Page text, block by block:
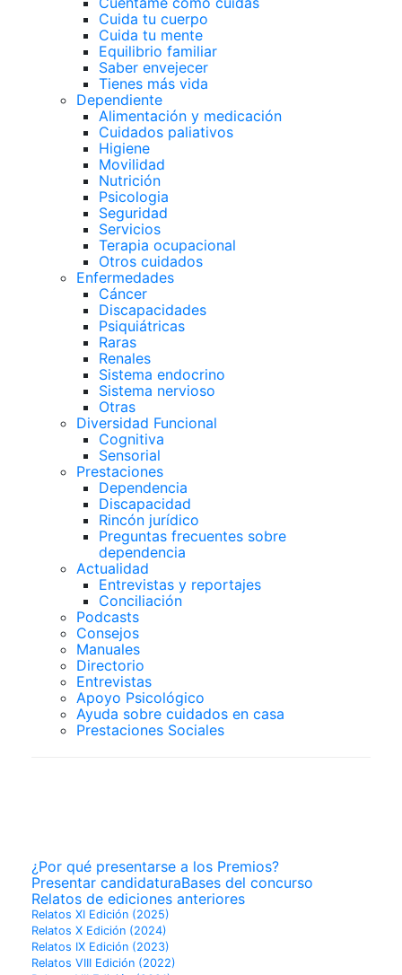
Cuida tu cuerpo
Cuida tu mente
Equilibrio familiar
Saber envejecer
Tienes más vida
Dependiente
Alimentación y medicación
Cuidados paliativos
Higiene
Movilidad
Nutrición
Psicologia
Seguridad
Servicios
Terapia ocupacional
Otros cuidados
Enfermedades
Cáncer
Discapacidades
Psiquiátricas
Raras
Renales
Sistema endocrino
Sistema nervioso
Otras
Diversidad Funcional
Cognitiva
Sensorial
Prestaciones
Dependencia
Discapacidad
Rincón jurídico
Preguntas frecuentes sobre
dependencia
Actualidad
Entrevistas y reportajes
Conciliación
Podcasts
Consejos
Manuales
Directorio
Entrevistas
Apoyo Psicológico
Ayuda sobre cuidados en casa
Prestaciones Sociales
¿Por qué presentarse a los Premios?
Presentar candidaturaBases del concurso
Relatos de ediciones anteriores
Relatos XI Edición (2025)
Relatos X Edición (2024)
Relatos IX Edición (2023)
Relatos VIII Edición (2022)